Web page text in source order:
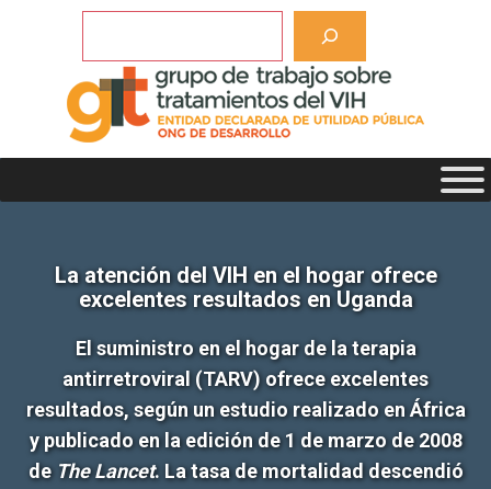
La atención del VIH en el hogar ofrece
excelentes resultados en Uganda
El suministro en el hogar de la terapia
antirretroviral (TARV) ofrece excelentes
resultados, según un estudio realizado en África
y publicado en la edición de 1 de marzo de 2008
de The Lancet. La tasa de mortalidad descendió